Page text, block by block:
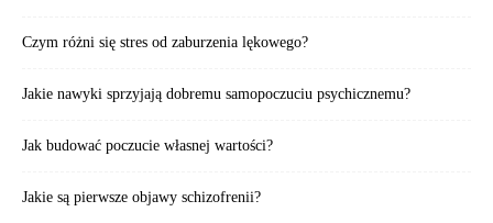
Czym różni się stres od zaburzenia lękowego?
Jakie nawyki sprzyjają dobremu samopoczuciu psychicznemu?
Jak budować poczucie własnej wartości?
Jakie są pierwsze objawy schizofrenii?